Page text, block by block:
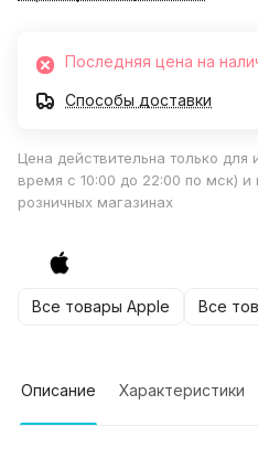
Последняя цена на
Способы доставки
Цена действительна только для
время с 10:00 до 22:00 по мск) и
розничных магазинах
Все товары Apple Все
Описание Характеристики